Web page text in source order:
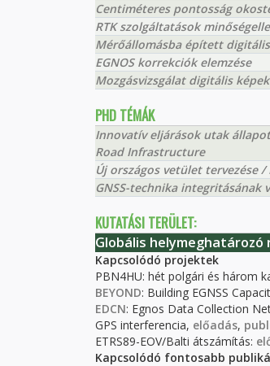
Centiméteres pontosság
RTK szolgáltatások
Mérőállomásba épített
EGNOS korrekciók elemzése
Mozgásvizsgálat digitális
PHD TÉMÁK
Innovatív eljárások utak
Road Infrastructure
Új országos vetület tervezése
GNSS-technika
KUTATÁSI TERÜLET:
Globális helymeghatározó
Kapcsolódó projektek
PBN4HU: hét polgári és három
BEYOND: Building EGNSS
EDCN: Egnos Data Collection
GPS interferencia, előadás,
ETRS89-EOV/Balti átszámítás:
Kapcsolódó fontosabb